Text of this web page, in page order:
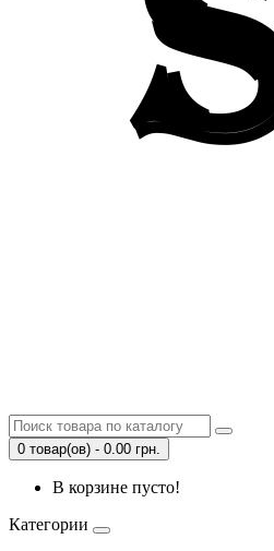
0 товар(ов) - 0.00 грн.
В корзине пусто!
Категории